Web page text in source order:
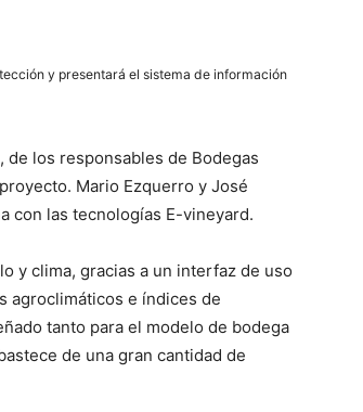
y presentará el sistema de información
de los responsables de Bodegas
Mario Ezquerro y José
con las tecnologías E-vineyard.
y clima, gracias a un interfaz de uso
agroclimáticos e índices de
tanto para el modelo de bodega
de una gran cantidad de